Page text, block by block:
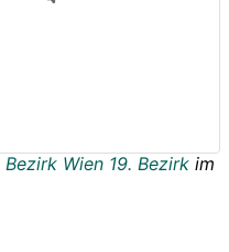
Bezirk Wien 19. Bezirk im